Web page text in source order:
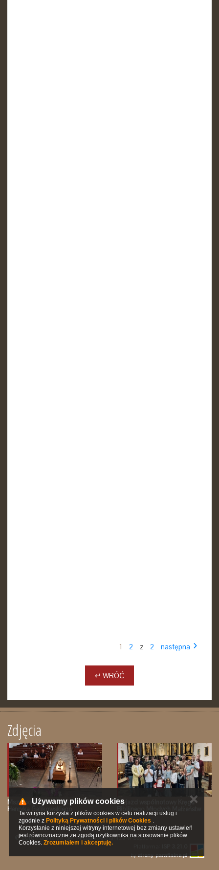
1 2 z 2 następna
↵ WRÓĆ
Zdjęcia
Msza pogrzebowa śp. Ks.
Henryka Galikowskiego
Wyjazd wspólnotowy Kręgu
Biblijnego Młodych Małżeństw
© 2016 Parafia pw. św. Michała Archanioła w Sopocie
bystrony-parafialne.pl
Używamy plików cookies
Ta witryna korzysta z plików cookies w celu realizacji usług i
zgodnie z Polityką Prywatności i plików Cookies .
Korzystanie z niniejszej witryny internetowej bez zmiany ustawień
jest równoznaczne ze zgodą użytkownika na stosowanie plików
Cookies. Zrozumiałem i akceptuję.
✕